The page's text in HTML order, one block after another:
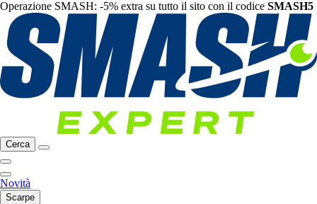
Operazione SMASH: -5% extra su tutto il sito con il codice SMASH5
Cerca
Novità
Scarpe